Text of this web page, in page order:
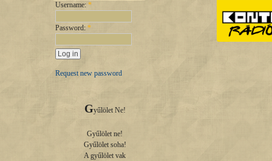
Username: *
Password: *
Request new password
Gyűlölet Ne!
Gyűlölet ne!
Gyűlölet soha!
A gyűlölet vak